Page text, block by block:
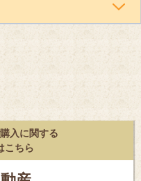
入に関する
こちら